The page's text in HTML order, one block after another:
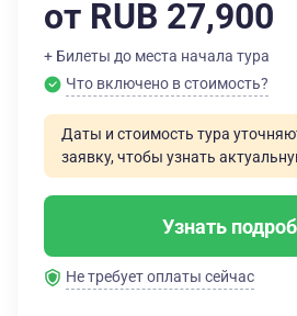
от RUB 27,900
+ Билеты до места начала тура
Что включено в стоимость?
Даты и стоимость тура
заявку, чтобы узнать
Узнать
Не требует оплаты сейчас